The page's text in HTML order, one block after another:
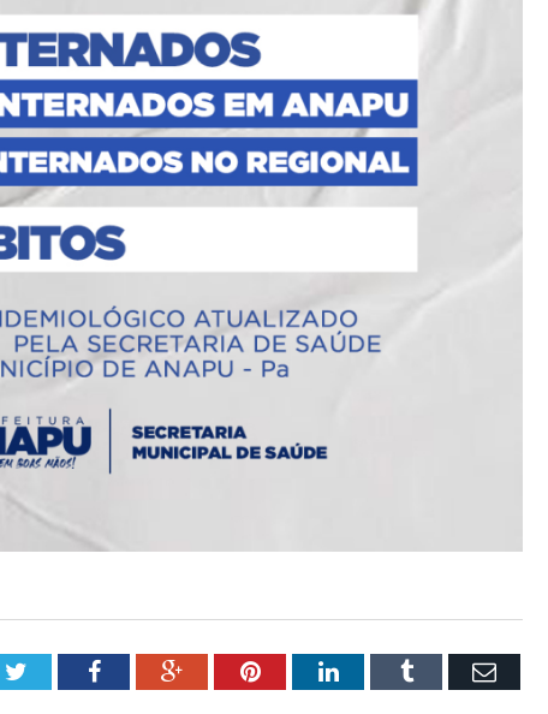
TwitterFacebookGoogle+PinterestLinkedInTumblr Email